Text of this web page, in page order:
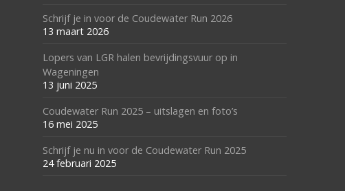
Schrijf je in voor de Coudewater Run 2026
13 maart 2026
Lopers van LGR halen bevrijdingsvuur op in
Wageningen
13 juni 2025
Coudewater Run 2025 – uitslagen en foto’s
16 mei 2025
Schrijf je nu in voor de Coudewater Run 2025
24 februari 2025